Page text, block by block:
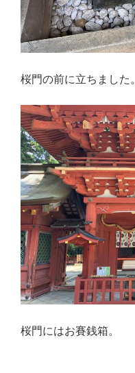
桜門の前に立ちました。
桜門にはお賽銭箱。